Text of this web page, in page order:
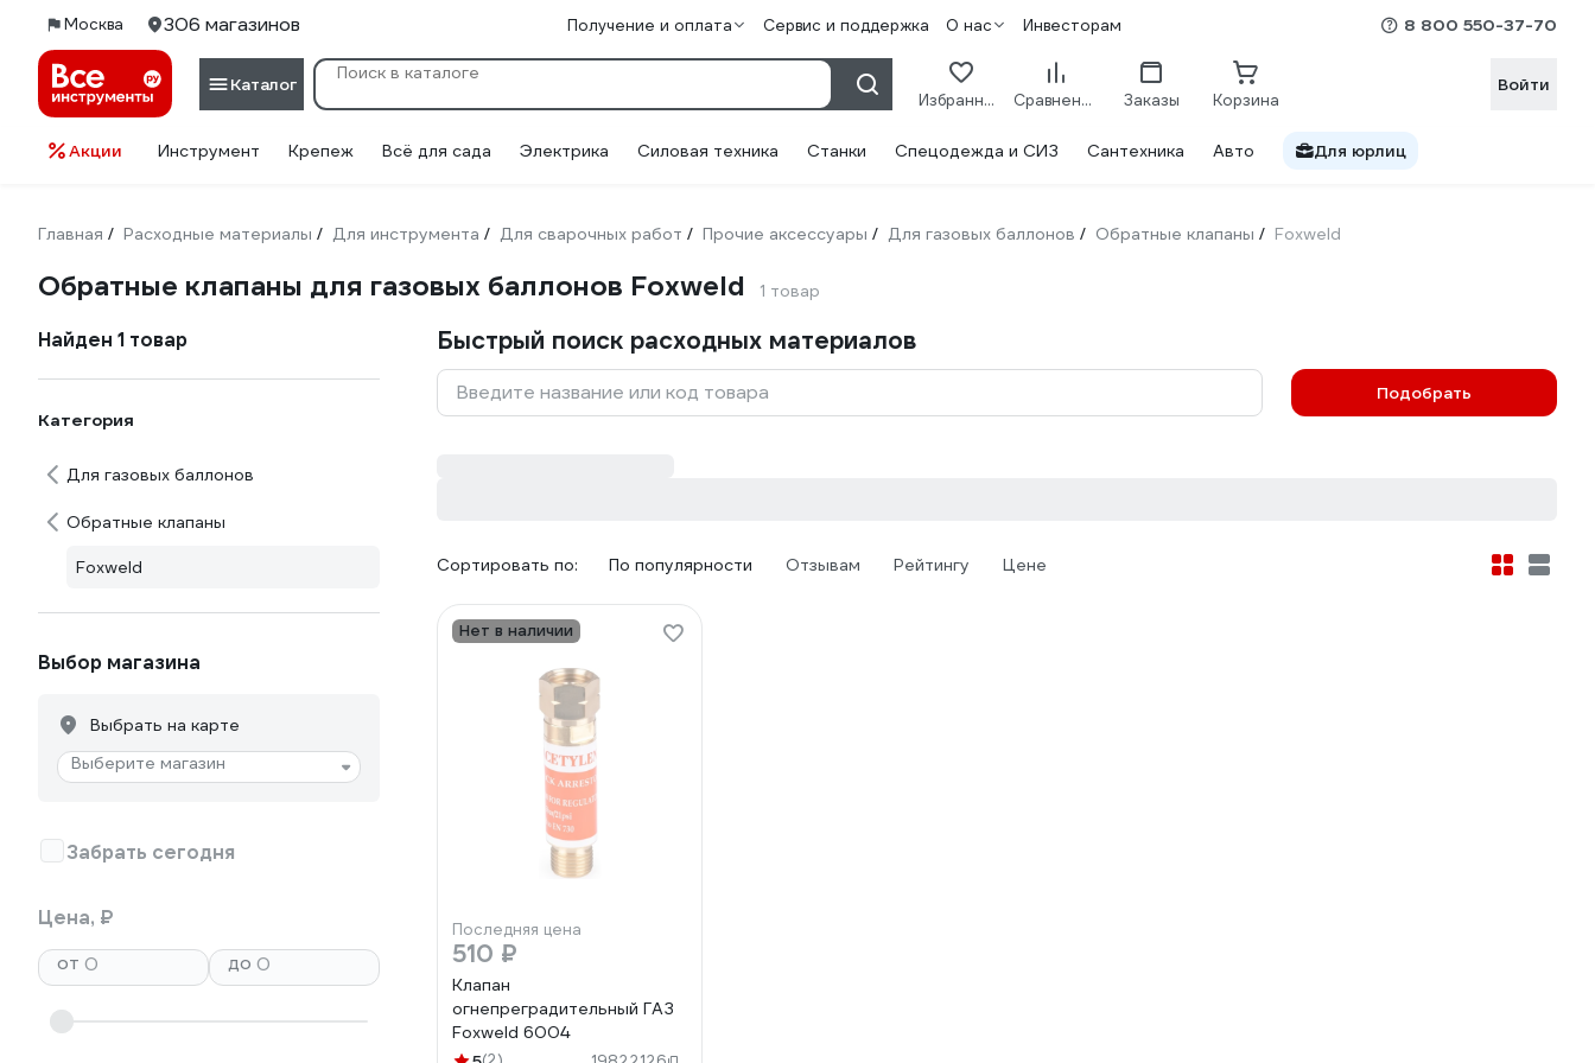
Москва 306 магазинов Получение и оплата Сервис и поддержка О нас Инвесторам 8 800 550-37-70
Каталог
Избранное Сравнение Заказы Корзина
Войти
Акции Инструмент Крепеж Всё для сада Электрика Силовая техника Станки Спецодежда и СИЗ Сантехника Авто Для юрлиц
Главная / Расходные материалы / Для инструмента / Для сварочных работ / Прочие аксессуары / Для газовых баллонов / Обратные клапаны / Foxweld
Обратные клапаны для газовых баллонов Foxweld 1 товар
Найден 1 товар
Категория
Для газовых баллонов
Обратные клапаны
Foxweld
Выбор магазина
Выбрать на карте
Выберите магазин
Забрать сегодня
Цена, ₽
от
до
Быстрый поиск расходных материалов
Введите название или код товара Подобрать
Сортировать по: По популярности Отзывам Рейтингу Цене
Нет в наличии
Последняя цена
510 ₽
Клапан
огнепреградительный ГАЗ
Foxweld 6004